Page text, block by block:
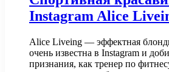
Instagram Alice
Alice Liveing — эффектная
очень известна в Instagram и
признания, как тренер по